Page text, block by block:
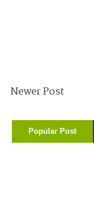
Newer Post
Popular Post